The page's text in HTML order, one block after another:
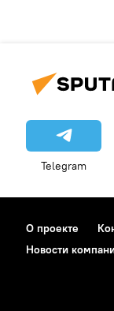
Telegram
О проекте
Новости